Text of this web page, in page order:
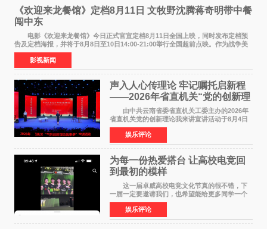
《欢迎来龙餐馆》定档8月11日 文牧野沈腾蒋奇明带中餐
闯中东
电影《欢迎来龙餐馆》今日正式官宣定档8月11日全国上映，同时发布定档预
告及定档海报，并将于8月8日至10日14:00-21:00举行全国超前点映。作为战争美
食大片，影片讲述的是中国厨师徐福（沈腾
影视新闻
声入人心传理论 牢记嘱托启新程
——2026年省直机关“党的创新理
论我来讲”宣讲活动圆满落幕
由中共云南省委省直机关工委主办的2026年
省直机关党的创新理论我来讲宣讲活动于8月4日
至5日在昆明举办。活动以 "牢记嘱托 感恩奋进
开创云南发展新局面 "为主题，坚持以新时代中国
特色社会主义
娱乐评论
为每一份热爱搭台 让高校电竞回
到最初的模样
这一届卓威高校电竞文化节真的很不错，下
一届一定要邀请我们，也希望能给更多同学一个
来到现场的机会。 2026卓威高校电竞文化节
已经落下帷幕，在活动结束后，仍有不少高校电
竞社负责人和现
娱乐评论